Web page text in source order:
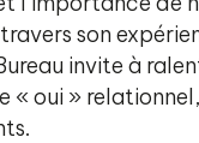
son
invite à
« oui »